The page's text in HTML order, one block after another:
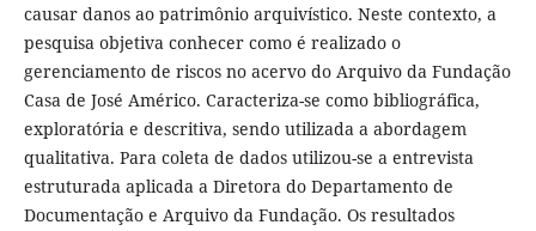
causar danos ao patrimônio arquivístico. Neste contexto, a
pesquisa objetiva conhecer como é realizado o
gerenciamento de riscos no acervo do Arquivo da Fundação
Casa de José Américo. Caracteriza-se como bibliográfica,
exploratória e descritiva, sendo utilizada a abordagem
qualitativa. Para coleta de dados utilizou-se a entrevista
estruturada aplicada a Diretora do Departamento de
Documentação e Arquivo da Fundação. Os resultados